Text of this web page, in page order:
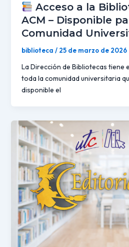
Acceso a la
ACM – Disponible
Comunidad
biblioteca / 25 de marzo de 2026
La Dirección de Bibliotecas tiene
toda la comunidad universitaria
disponible el